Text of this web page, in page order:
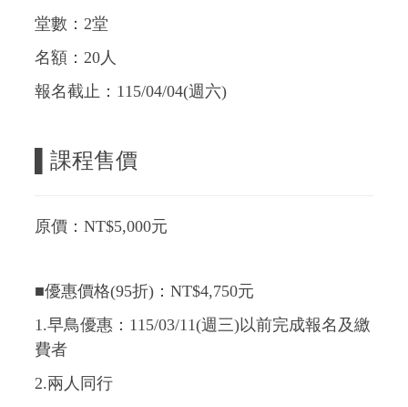
堂數：2堂
名額：20人
報名截止：115/04/04(週六)
▌課程售價
原價：NT$5,000元
■優惠價格(95折)：NT$4,750元
1.早鳥優惠：115/03/11(週三)以前完成報名及繳
費者
2.兩人同行